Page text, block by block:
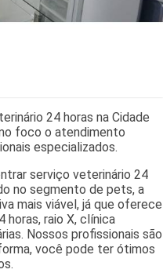
24 horas na Cidade
foco o atendimento
especializados.
serviço veterinário 24
no segmento de pets, a
mais viável, já que oferece
horas, raio X, clínica
Nossos profissionais são
você pode ter ótimos